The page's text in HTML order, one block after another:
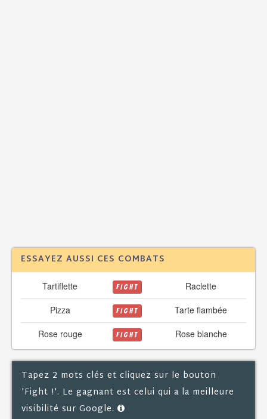
ESSAYEZ AUSSI CES COMBATS
Tartiflette FIGHT
Raclette
Pizza
FIGHT
Tarte flambée
Rose rouge
FIGHT Rose blanche
Tapez 2 mots clés et cliquez sur le bouton
'Fight !'. Le gagnant est celui qui a la meilleure
visibilité sur Google.